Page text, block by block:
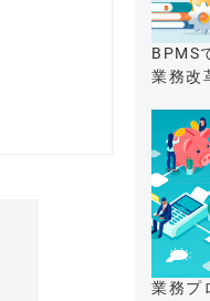
BPMS
業務改
業務プ